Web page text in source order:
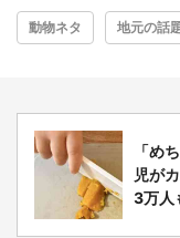
動物ネタ 地元の話
「め
児が
3万人